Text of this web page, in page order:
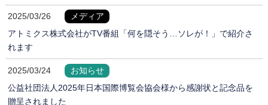
2025/03/26
メディア
アトミクス株式会社がTV番組「何を隠そう…ソレが！」で紹介さ
れます
2025/03/24
お知らせ
公益社団法人2025年日本国際博覧会協会様から感謝状と記念品を
贈呈されました